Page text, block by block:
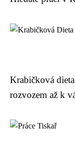
Krabičková
rozvozem až k